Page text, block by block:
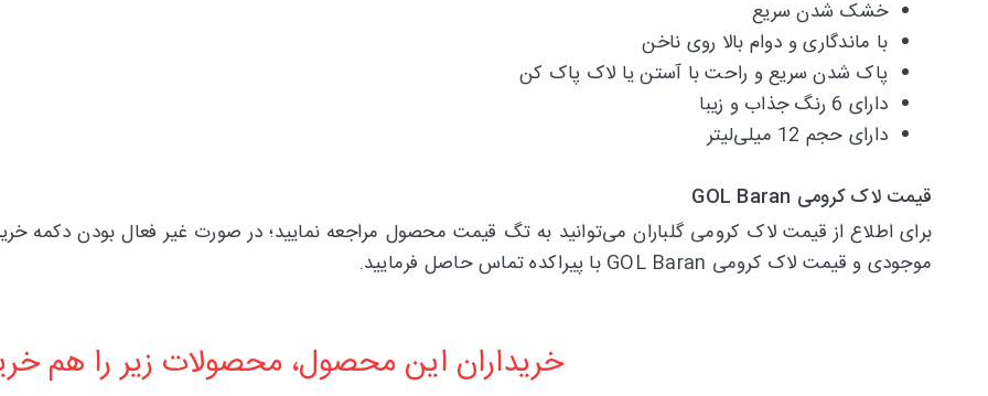
خشک شدن سریع
با ماندگاری و دوام بالا روی ناخن
پاک شدن سریع و راحت با آستن یا لاک پاک کن
دارای 6 رنگ جذاب و زیبا
دارای حجم 12 میلی‌لیتر
قیمت لاک کرومی GOL Baran
برای اطلاع از قیمت لاک کرومی گلباران می‌توانید به تگ قیمت محصول مراجعه نمایید؛ در صورت غیر فعال بودن دکمه
موجودی و قیمت لاک کرومی GOL Baran با پیراکده تماس حاصل فرمایید.
خریداران این محصول، محصولات زیر را هم